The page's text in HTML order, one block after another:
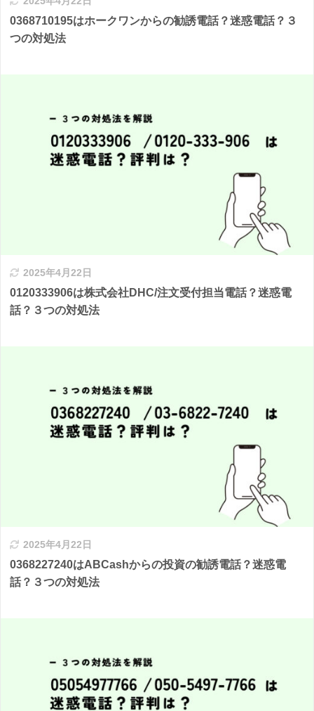
0368710195はホークワンからの勧誘電話？迷惑電話？３
つの対処法
2025年4月22日
0120333906は株式会社DHC/注文受付担当電話？迷惑電
話？３つの対処法
2025年4月22日
0368227240はABCashからの投資の勧誘電話？迷惑電
話？３つの対処法